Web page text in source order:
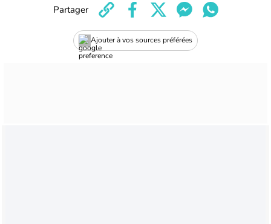
Ajouter à vos sources préférées
Partager